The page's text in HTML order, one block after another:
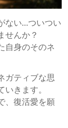
ない…ついつい
せんか？
自身のそのネ
ガティブな思
いきます。
、復活愛を願